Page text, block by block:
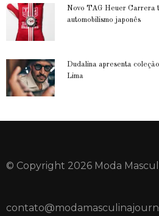
Novo TAG Heuer Carrera
automobilismo japonês
Dudalina apresenta
Lima
© Copyright 2026 Moda